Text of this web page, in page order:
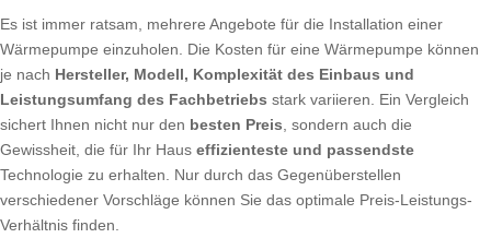
Es ist immer ratsam, mehrere Angebote für die Installation einer
Wärmepumpe einzuholen. Die Kosten für eine Wärmepumpe können
je nach Hersteller, Modell, Komplexität des Einbaus und
Leistungsumfang des Fachbetriebs stark variieren. Ein Vergleich
sichert Ihnen nicht nur den besten Preis, sondern auch die
Gewissheit, die für Ihr Haus effizienteste und passendste
Technologie zu erhalten. Nur durch das Gegenüberstellen
verschiedener Vorschläge können Sie das optimale Preis-Leistungs-
Verhältnis finden.